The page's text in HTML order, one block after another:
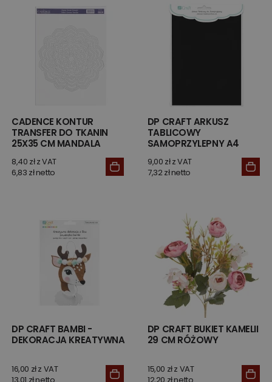
CADENCE KONTUR
TRANSFER DO TKANIN
25X35 CM MANDALA
8,40 zł z VAT
6,83 zł netto
DP CRAFT ARKUSZ
TABLICOWY
SAMOPRZYLEPNY A4
9,00 zł z VAT
7,32 zł netto
DP CRAFT BAMBI -
DEKORACJA KREATYWNA
16,00 zł z VAT
DP CRAFT BUKIET KAMELII
29 CM RÓŻOWY
15,00 zł z VAT